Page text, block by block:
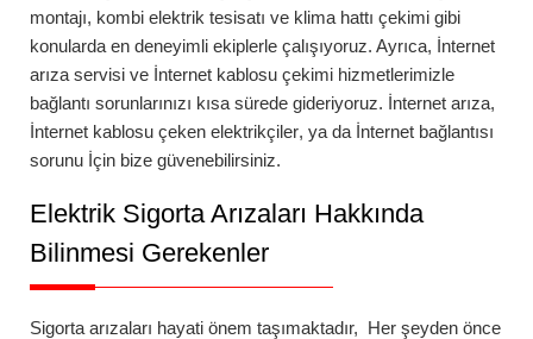
montajı, kombi elektrik tesisatı ve klima hattı çekimi gibi
konularda en deneyimli ekiplerle çalışıyoruz. Ayrıca, İnternet
arıza servisi ve İnternet kablosu çekimi hizmetlerimizle
bağlantı sorunlarınızı kısa sürede gideriyoruz. İnternet arıza,
İnternet kablosu çeken elektrikçiler, ya da İnternet bağlantısı
sorunu İçin bize güvenebilirsiniz.
Elektrik Sigorta Arızaları Hakkında
Bilinmesi Gerekenler
Sigorta arızaları hayati önem taşımaktadır, Her şeyden önce